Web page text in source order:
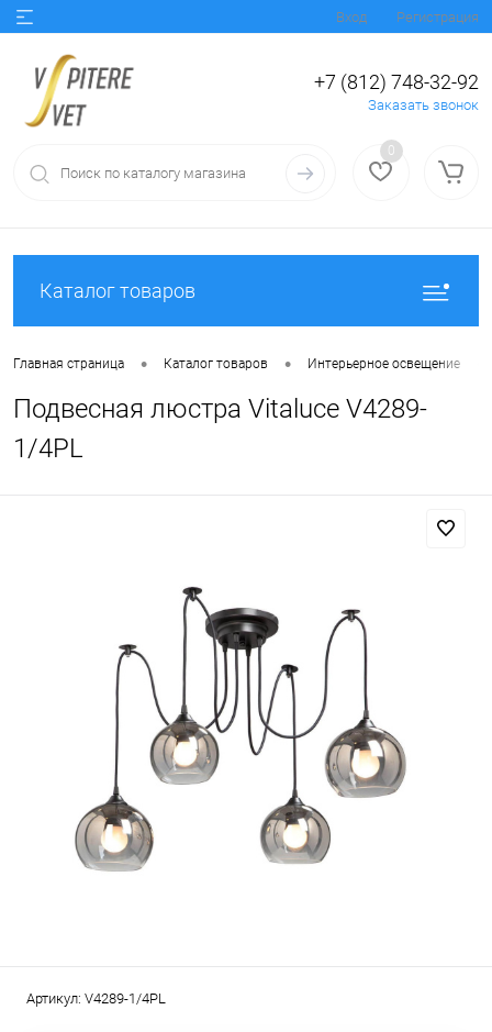
Вход Регистрация
+7 (812) 748-32-92
Заказать звонок
0
Каталог товаров
Главная страница • Каталог товаров • Интерьерное освещение
Подвесная люстра Vitaluce V4289-
1/4PL
Артикул: V4289-1/4PL